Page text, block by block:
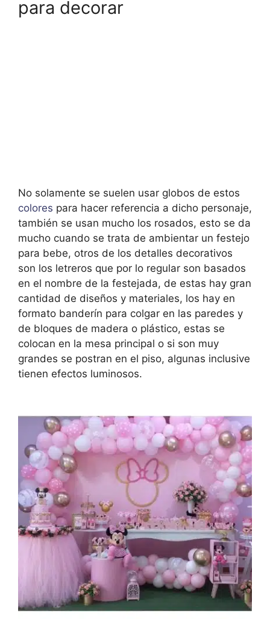
para decorar
No solamente se suelen usar globos de estos
colores para hacer referencia a dicho personaje,
también se usan mucho los rosados, esto se da
mucho cuando se trata de ambientar un festejo
para bebe, otros de los detalles decorativos
son los letreros que por lo regular son basados
en el nombre de la festejada, de estas hay gran
cantidad de diseños y materiales, los hay en
formato banderín para colgar en las paredes y
de bloques de madera o plástico, estas se
colocan en la mesa principal o si son muy
grandes se postran en el piso, algunas inclusive
tienen efectos luminosos.